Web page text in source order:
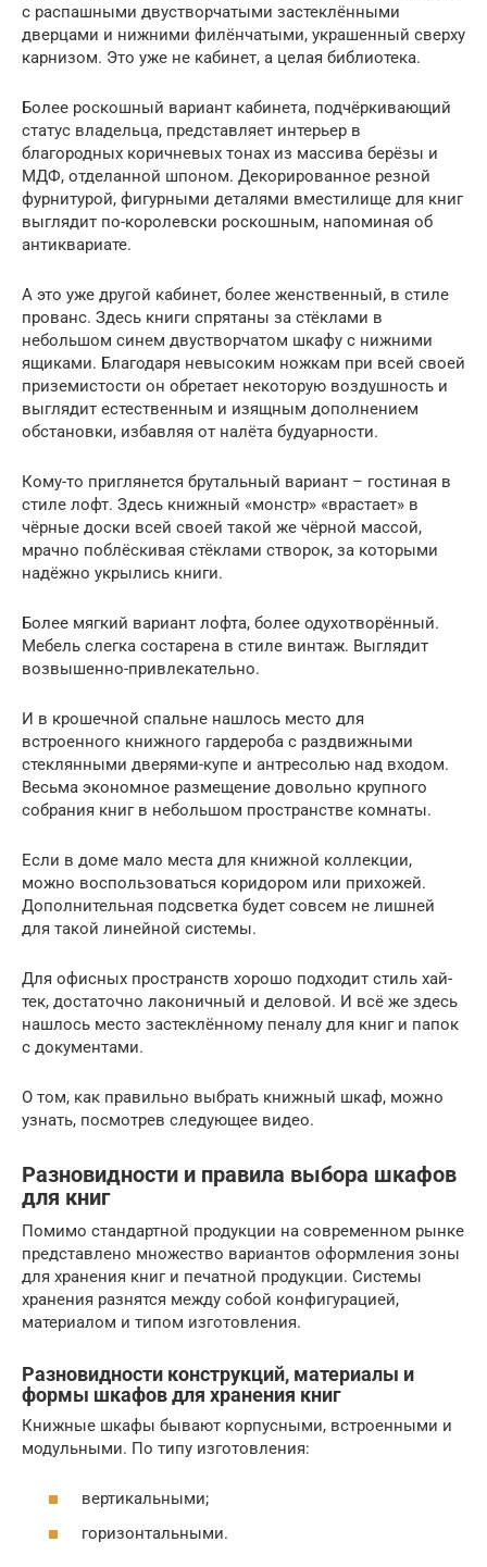
с распашными двустворчатыми застеклёнными
дверцами и нижними филёнчатыми, украшенный сверху
карнизом. Это уже не кабинет, а целая библиотека.
Более роскошный вариант кабинета, подчёркивающий
статус владельца, представляет интерьер в
благородных коричневых тонах из массива берёзы и
МДФ, отделанной шпоном. Декорированное резной
фурнитурой, фигурными деталями вместилище для книг
выглядит по-королевски роскошным, напоминая об
антиквариате.
А это уже другой кабинет, более женственный, в стиле
прованс. Здесь книги спрятаны за стёклами в
небольшом синем двустворчатом шкафу с нижними
ящиками. Благодаря невысоким ножкам при всей своей
приземистости он обретает некоторую воздушность и
выглядит естественным и изящным дополнением
обстановки, избавляя от налёта будуарности.
Кому-то приглянется брутальный вариант – гостиная в
стиле лофт. Здесь книжный «монстр» «врастает» в
чёрные доски всей своей такой же чёрной массой,
мрачно поблёскивая стёклами створок, за которыми
надёжно укрылись книги.
Более мягкий вариант лофта, более одухотворённый.
Мебель слегка состарена в стиле винтаж. Выглядит
возвышенно-привлекательно.
И в крошечной спальне нашлось место для
встроенного книжного гардероба с раздвижными
стеклянными дверями-купе и антресолью над входом.
Весьма экономное размещение довольно крупного
собрания книг в небольшом пространстве комнаты.
Если в доме мало места для книжной коллекции,
можно воспользоваться коридором или прихожей.
Дополнительная подсветка будет совсем не лишней
для такой линейной системы.
Для офисных пространств хорошо подходит стиль хай-
тек, достаточно лаконичный и деловой. И всё же здесь
нашлось место застеклённому пеналу для книг и папок
с документами.
О том, как правильно выбрать книжный шкаф, можно
узнать, посмотрев следующее видео.
Разновидности и правила выбора шкафов
для книг
Помимо стандартной продукции на современном рынке
представлено множество вариантов оформления зоны
для хранения книг и печатной продукции. Системы
хранения разнятся между собой конфигурацией,
материалом и типом изготовления.
Разновидности конструкций, материалы и
формы шкафов для хранения книг
Книжные шкафы бывают корпусными, встроенными и
модульными. По типу изготовления:
вертикальными;
горизонтальными.